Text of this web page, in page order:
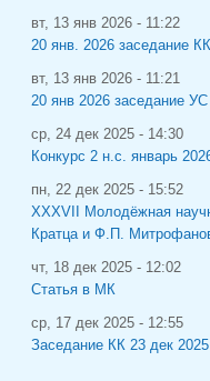
вт, 13 янв 2026 - 11:22
20 янв. 2026 заседание КК
вт, 13 янв 2026 - 11:21
20 янв 2026 заседание УС
ср, 24 дек 2025 - 14:30
Конкурс 2 н.с. январь
пн, 22 дек 2025 - 15:52
XXXVII Молодёжная
Кратца и Ф.П.
чт, 18 дек 2025 - 12:02
Статья в МК
ср, 17 дек 2025 - 12:55
Заседание КК 23 дек 2025